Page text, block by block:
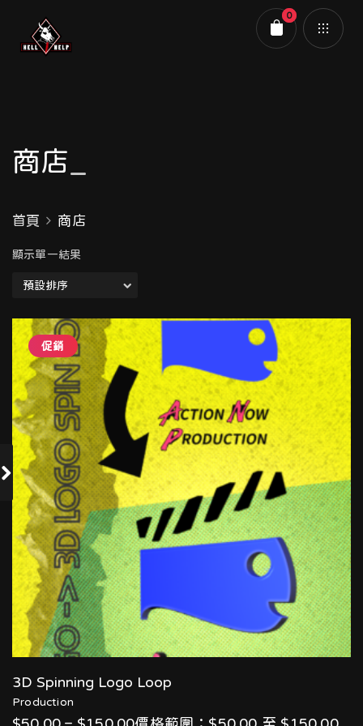
0
商店
首頁 商店
顯示單一結果
促銷
3D Spinning Logo Loop
Production